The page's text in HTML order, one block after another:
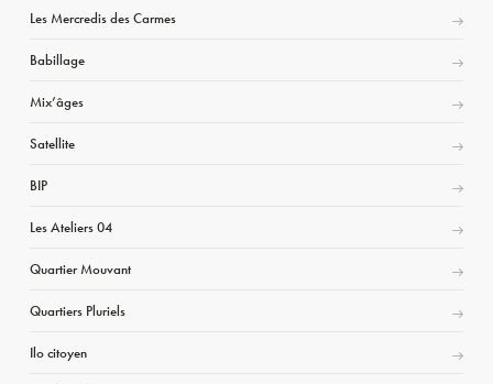
Les Mercredis des Carmes
Babillage
Mix’âges
Satellite
BIP
Les Ateliers 04
Quartier Mouvant
Quartiers Pluriels
Ilo citoyen